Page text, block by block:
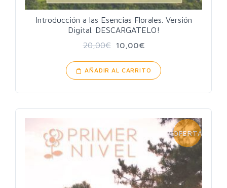
Introducción a las Esencias Florales. Versión
Digital. DESCARGATELO!
20,00€ 10,00€
AÑADIR AL CARRITO
OFERTA!